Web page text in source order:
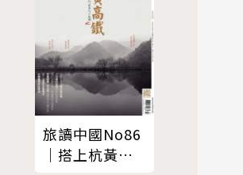
旅讀中國No86
｜搭上杭黃高